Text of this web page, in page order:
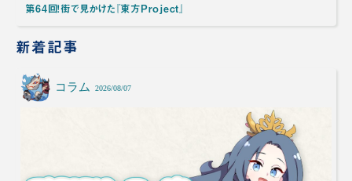
第64回！街で見かけた『東方Project』
新着記事
コラム 2026/08/07